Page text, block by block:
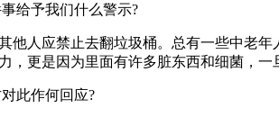
给予我们什么警示?
他人应禁止去翻垃圾桶。总有一些中老
，更是因为里面有许多脏东西和细菌，一
此作何回应?